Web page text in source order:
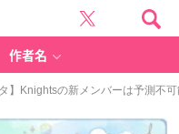
作者名
】Knightsの新メンバーは予測不